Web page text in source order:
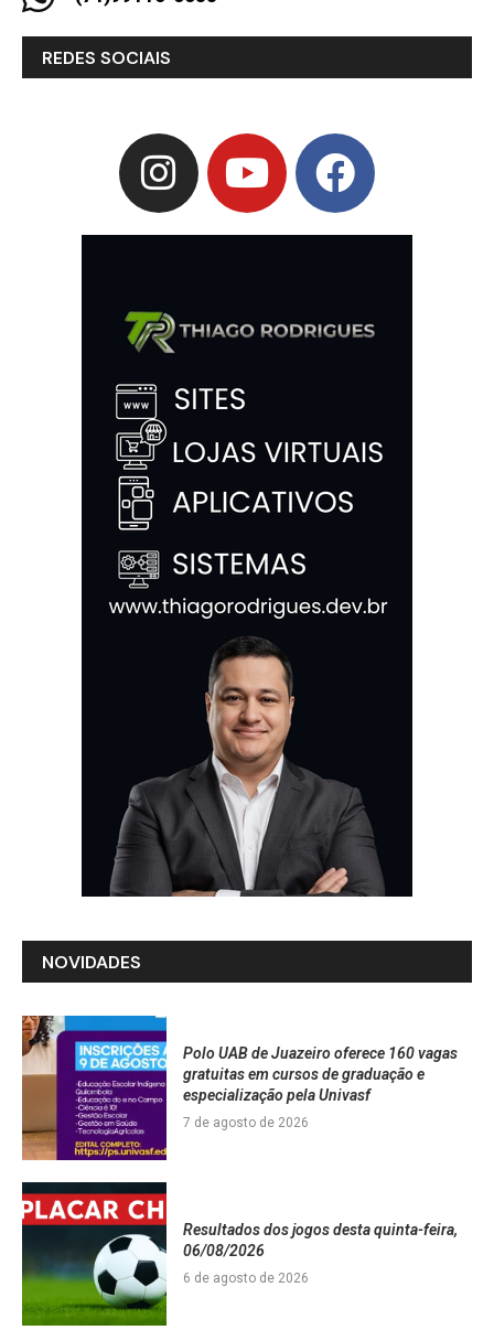
REDES SOCIAIS
NOVIDADES
Polo UAB de Juazeiro oferece 160 vagas
gratuitas em cursos de graduação e
especialização pela Univasf
7 de agosto de 2026
Resultados dos jogos desta quinta-feira,
06/08/2026
6 de agosto de 2026